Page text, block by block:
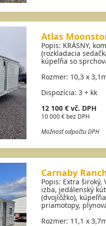
Atlas
Popis: KRÁSNY,
(rozkladacia
kúpeľňa so
Rozmer: 10,3 x
Dispozícia: 3 + kk
12 100 € vč. DPH
10 000 € bez DPH
Možnosť odpočtu DPH
Carnaby
Popis: Extra široký,
izba, jedálenský
(dvojlôžko),
priamotopy,
Rozmer: 11,1 x